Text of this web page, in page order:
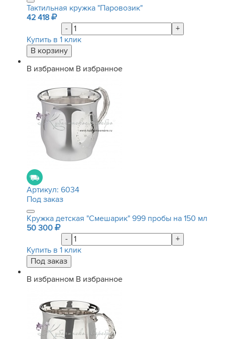
Тактильная кружка "Паровозик"
42 418
-
+
Купить в 1 клик
В избранном В избранное
Артикул: 6034
Под заказ
Кружка детская "Смешарик" 999 пробы на 150 мл
50 300
-
+
Купить в 1 клик
В избранном В избранное